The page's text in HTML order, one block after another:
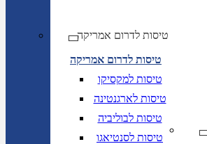
טיסות לדרום אמריקה
טיסות לדרום אמריקה
טיסות למקסיקו
טיסות לארגנטינה
טיסות לבוליביה
טיסות לסנטיאגו